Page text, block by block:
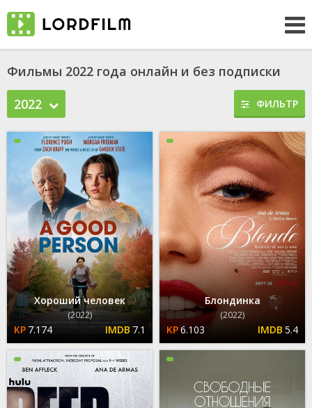
Фильмы 2022 года онлайн и без подписки
2022
ФИЛЬТР
Хороший человек
(2022)
7.174 7.1
Блондинка
(2022)
6.103 5.4